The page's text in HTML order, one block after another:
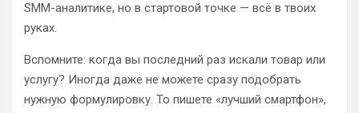
SMM-аналитике, но в стартовой точке — всё в твоих
руках.
Вспомните: когда вы последний раз искали товар или
услугу? Иногда даже не можете сразу подобрать
нужную формулировку. То пишете «лучший смартфон»,